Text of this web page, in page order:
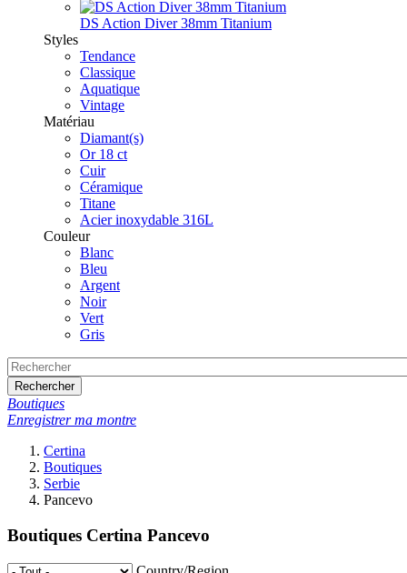
DS Action Diver 38mm Titanium
Styles
Tendance
Classique
Aquatique
Vintage
Matériau
Diamant(s)
Or 18 ct
Cuir
Céramique
Titane
Acier inoxydable 316L
Couleur
Blanc
Bleu
Argent
Noir
Vert
Gris
Rechercher
Boutiques
Enregistrer ma montre
Certina
Boutiques
Serbie
Pancevo
Boutiques Certina Pancevo